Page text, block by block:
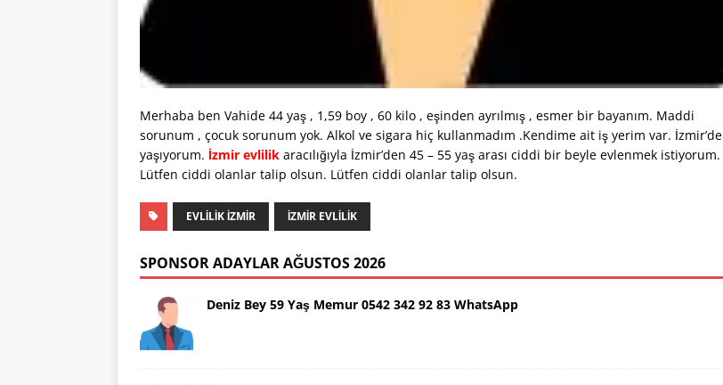
Merhaba ben Vahide 44 yaş , 1,59 boy , 60 kilo , eşinden ayrılmış , esmer bir bayanım. Maddi
sorunum , çocuk sorunum yok. Alkol ve sigara hiç kullanmadım .Kendime ait iş yerim var. İzmir’de
yaşıyorum. İzmir evlilik aracılığıyla İzmir’den 45 – 55 yaş arası ciddi bir beyle evlenmek istiyorum.
Lütfen ciddi olanlar talip olsun. Lütfen ciddi olanlar talip olsun.
EVLILIK İZMIR IZMIR EVLILIK
SPONSOR ADAYLAR AĞUSTOS 2026
Deniz Bey 59 Yaş Memur 0542 342 92 83 WhatsApp